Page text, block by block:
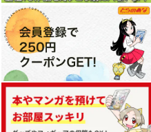
サンプル
作品詳細
サ
作